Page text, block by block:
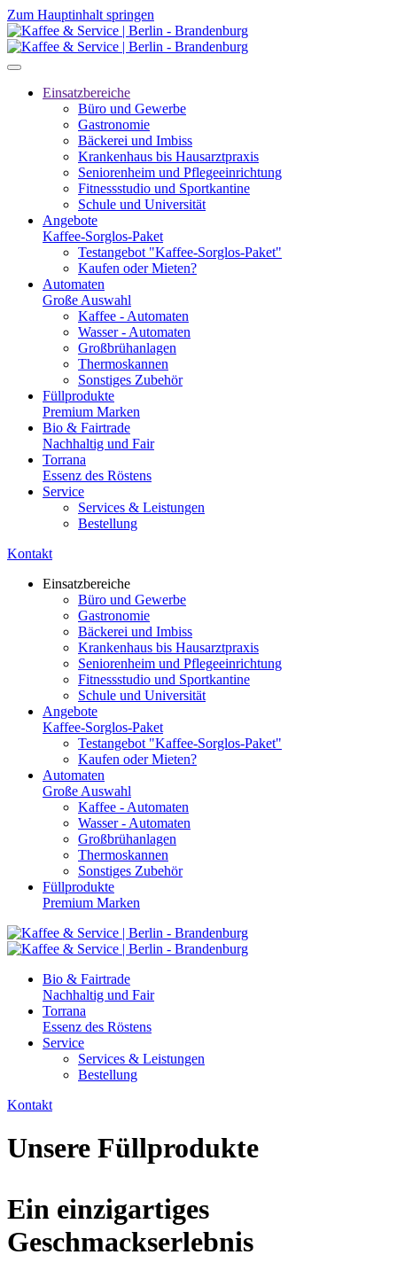
Zum Hauptinhalt springen
Einsatzbereiche
Büro und Gewerbe
Gastronomie
Bäckerei und Imbiss
Krankenhaus bis Hausarztpraxis
Seniorenheim und Pflegeeinrichtung
Fitnessstudio und Sportkantine
Schule und Universität
Angebote
Kaffee-Sorglos-Paket
Testangebot "Kaffee-Sorglos-Paket"
Kaufen oder Mieten?
Automaten
Große Auswahl
Kaffee - Automaten
Wasser - Automaten
Großbrühanlagen
Thermoskannen
Sonstiges Zubehör
Füllprodukte
Premium Marken
Bio & Fairtrade
Nachhaltig und Fair
Torrana
Essenz des Röstens
Service
Services & Leistungen
Bestellung
Kontakt
Einsatzbereiche
Büro und Gewerbe
Gastronomie
Bäckerei und Imbiss
Krankenhaus bis Hausarztpraxis
Seniorenheim und Pflegeeinrichtung
Fitnessstudio und Sportkantine
Schule und Universität
Angebote
Kaffee-Sorglos-Paket
Testangebot "Kaffee-Sorglos-Paket"
Kaufen oder Mieten?
Automaten
Große Auswahl
Kaffee - Automaten
Wasser - Automaten
Großbrühanlagen
Thermoskannen
Sonstiges Zubehör
Füllprodukte
Premium Marken
Bio & Fairtrade
Nachhaltig und Fair
Torrana
Essenz des Röstens
Service
Services & Leistungen
Bestellung
Kontakt
Unsere Füllprodukte
Ein einzigartiges
Geschmackserlebnis